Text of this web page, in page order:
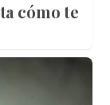
cómo te